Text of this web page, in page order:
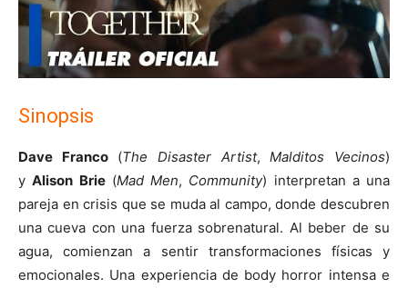
Sinopsis
Dave Franco(The Disaster Artist,Malditos Vecinos)
yAlison Brie(Mad Men, Community) interpretan a una
pareja en crisis que se muda al campo, donde descubren
una cueva con una fuerza sobrenatural. Al beber de su
agua, comienzan a sentir transformaciones físicas y
emocionales. Una experiencia de body horror intensa e